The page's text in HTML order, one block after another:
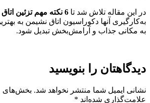
در این مقاله تلاش شد تا 6 نکته مهم تزئین اتاق نشیمن
به‌کارگیری آنها دکوراسیون اتاق نشیمن به
به مکانی جذاب و آرامش‌بخش تبدیل شود.
دیدگاهتان را بنویسید
نشانی ایمیل شما منتشر نخواهد شد. بخش‌های
علامت‌گذاری شده‌اند *